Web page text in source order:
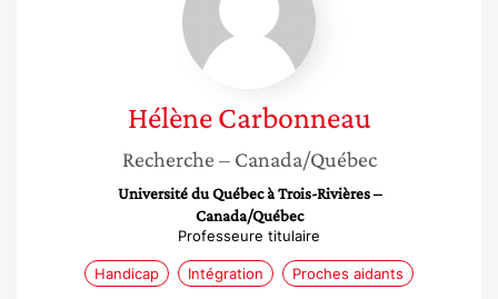
Hélène Carbonneau
Recherche – Canada/Québec
Université du Québec à Trois-Rivières –
Canada/Québec
Professeure titulaire
Handicap Intégration Proches aidants